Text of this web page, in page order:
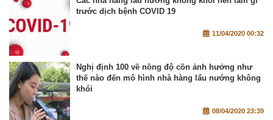
trước dịch bệnh COVID 19
11/04/2020 00:32
Nghị định 100 về nồng độ cồn ảnh hưởng như
thế nào đến mô hình nhà hàng lẩu nướng không
khói
08/04/2020 23:39